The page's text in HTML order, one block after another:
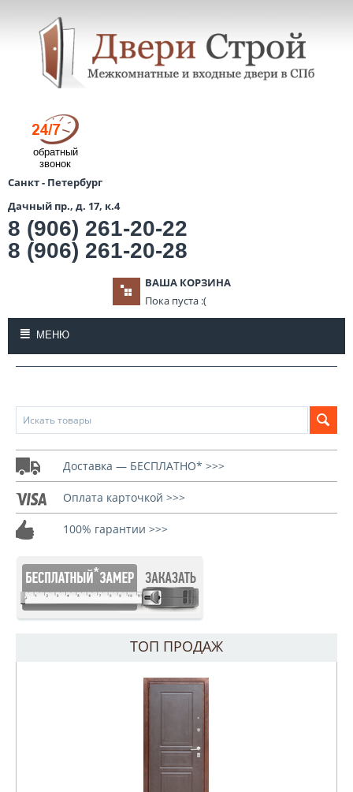
обратный
звонок
Санкт - Петербург
Дачный пр., д. 17, к.4
8 (906) 261-20-22
8 (906) 261-20-28
ВАША КОРЗИНА
Пока пуста :(
МЕНЮ
Доставка — БЕСПЛАТНО* >>>
Оплата карточкой >>>
100% гарантии >>>
ТОП ПРОДАЖ